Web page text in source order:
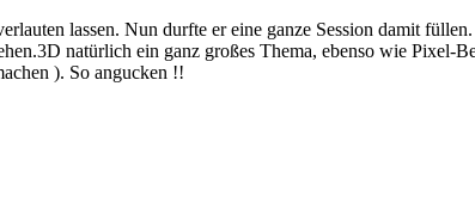
lassen. Nun durfte er eine ganze Session damit
natürlich ein ganz großes Thema, ebenso wie Pixel-
). So angucken !!